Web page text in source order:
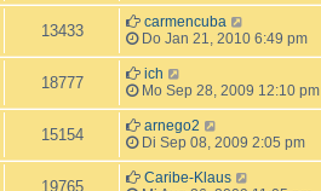
13433
carmencuba
Do Jan 21, 2010 6:49 pm
18777
ich
Mo Sep 28, 2009 12:10 pm
15154
arnego2
Di Sep 08, 2009 2:05 pm
19765
Caribe-Klaus